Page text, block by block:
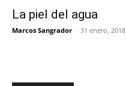
La piel del agua
Marcos Sangrador - 31 enero, 2018